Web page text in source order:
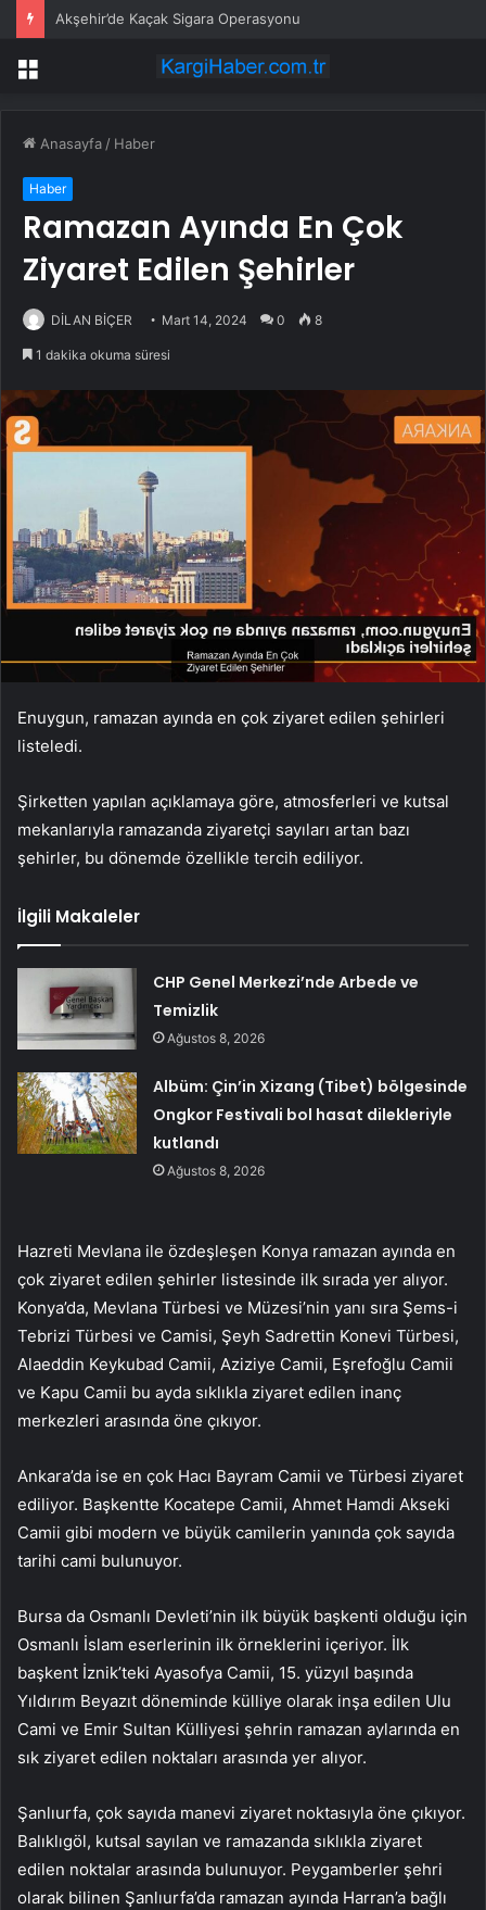
Akşehir’de Kaçak Sigara Operasyonu
Menü
Anasayfa / Haber
Haber
Ramazan Ayında En Çok
Ziyaret Edilen Şehirler
DİLAN BİÇER Mart 14, 2024 0 8
1 dakika okuma süresi
Enuygun, ramazan ayında en çok ziyaret edilen şehirleri
listeledi.
Şirketten yapılan açıklamaya göre, atmosferleri ve kutsal
mekanlarıyla ramazanda ziyaretçi sayıları artan bazı
şehirler, bu dönemde özellikle tercih ediliyor.
İlgili Makaleler
CHP Genel Merkezi’nde Arbede ve
Temizlik
Ağustos 8, 2026
Albüm: Çin’in Xizang (Tibet) bölgesinde
Ongkor Festivali bol hasat dilekleriyle
kutlandı
Ağustos 8, 2026
Hazreti Mevlana ile özdeşleşen Konya ramazan ayında en
çok ziyaret edilen şehirler listesinde ilk sırada yer alıyor.
Konya’da, Mevlana Türbesi ve Müzesi’nin yanı sıra Şems-i
Tebrizi Türbesi ve Camisi, Şeyh Sadrettin Konevi Türbesi,
Alaeddin Keykubad Camii, Aziziye Camii, Eşrefoğlu Camii
ve Kapu Camii bu ayda sıklıkla ziyaret edilen inanç
merkezleri arasında öne çıkıyor.
Ankara’da ise en çok Hacı Bayram Camii ve Türbesi ziyaret
ediliyor. Başkentte Kocatepe Camii, Ahmet Hamdi Akseki
Camii gibi modern ve büyük camilerin yanında çok sayıda
tarihi cami bulunuyor.
Bursa da Osmanlı Devleti’nin ilk büyük başkenti olduğu için
Osmanlı İslam eserlerinin ilk örneklerini içeriyor. İlk
başkent İznik’teki Ayasofya Camii, 15. yüzyıl başında
Yıldırım Beyazıt döneminde külliye olarak inşa edilen Ulu
Cami ve Emir Sultan Külliyesi şehrin ramazan aylarında en
sık ziyaret edilen noktaları arasında yer alıyor.
Şanlıurfa, çok sayıda manevi ziyaret noktasıyla öne çıkıyor.
Balıklıgöl, kutsal sayılan ve ramazanda sıklıkla ziyaret
edilen noktalar arasında bulunuyor. Peygamberler şehri
olarak bilinen Şanlıurfa’da ramazan ayında Harran’a bağlı